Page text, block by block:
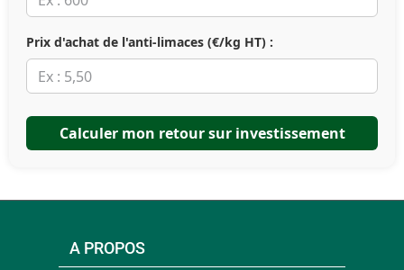
Prix d'achat de l'anti-limaces (€/kg HT) :
Calculer mon retour sur investissement
A PROPOS